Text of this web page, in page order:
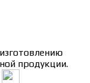
продукции.